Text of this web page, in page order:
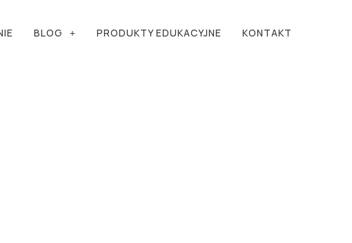
BLOG PRODUKTY EDUKACYJNE KONTAKT